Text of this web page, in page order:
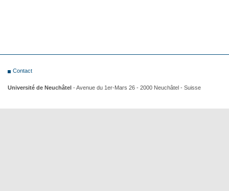
Contact
Université de Neuchâtel - Avenue du 1er-Mars 26 - 2000 Neuchâtel - Suisse